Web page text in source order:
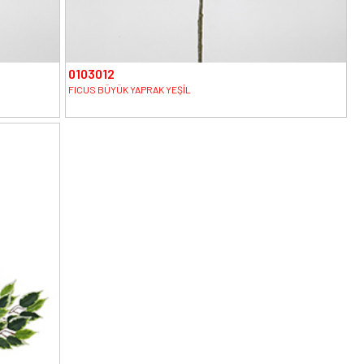
0103012
FICUS BÜYÜK YAPRAK YEŞİL